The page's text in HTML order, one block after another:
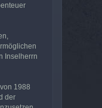
Inselherrn
1988
der